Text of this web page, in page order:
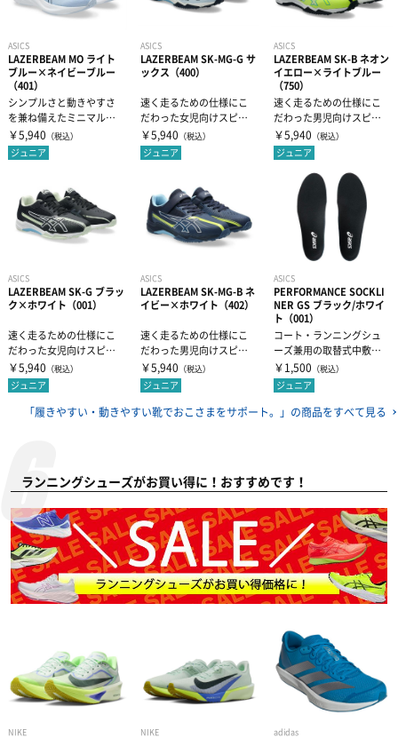
ASICS
LAZERBEAM MO ライト
ブルー×ネイビーブルー
（401）
シンプルさと動きやすさ
を兼ね備えたミニマルモ
デル（ヒモ靴）。①成長
段階にある...
￥5,940 （税込）
ジュニア
ASICS
LAZERBEAM SK-MG-G サ
ックス（400）
速く走るための仕様にこ
だわった女児向けスピー
ドモデル（ゴムヒモ＋1本
ベルト）。①...
￥5,940 （税込）
ジュニア
ASICS
LAZERBEAM SK-B ネオン
イエロー×ライトブルー
（750）
速く走るための仕様にこ
だわった男児向けスピー
ドモデル（ヒモ靴）。①
成長段階にある...
￥5,940 （税込）
ジュニア
ASICS
LAZERBEAM SK-G ブラッ
ク×ホワイト（001）
速く走るための仕様にこ
だわった女児向けスピー
ドモデル（ヒモ靴）。①
成長段階に...
￥5,940 （税込）
ジュニア
ASICS
LAZERBEAM SK-MG-B ネ
イビー×ホワイト（402）
速く走るための仕様にこ
だわった男児向けスピー
ドモデル（ゴムヒモ＋1本
ベルト）。...
￥5,940 （税込）
ジュニア
ASICS
PERFORMANCE SOCKLI
NER GS ブラック/ホワイ
ト（001）
コート・ランニングシュ
ーズ兼用の取替式中敷で
す。着地時の衝撃をやわ
らげ、さらに推...
￥1,500 （税込）
ジュニア
「履きやすい・動きやすい靴でおこさまをサポート。」の商品をすべて見る
ランニングシューズがお買い得に！おすすめです！
NIKE NIKE adidas